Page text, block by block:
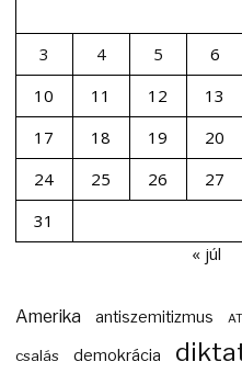
3
4 5 6
10
11 12 13
17
18 19 20
24
25 26 27
31
« júl
Amerika antiszemitizmus
csalás demokrácia